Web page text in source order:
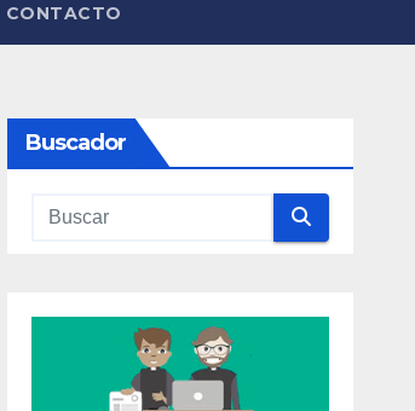
CONTACTO
Buscador